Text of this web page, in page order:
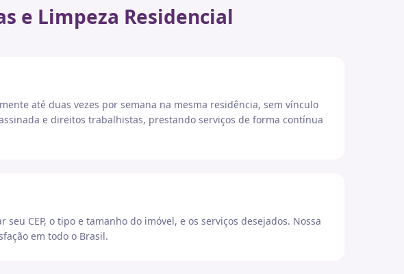
e Limpeza Residencial
até duas vezes por semana na mesma residência, sem vínculo
e direitos trabalhistas, prestando serviços de forma contínua
CEP, o tipo e tamanho do imóvel, e os serviços desejados. Nossa
em todo o Brasil.